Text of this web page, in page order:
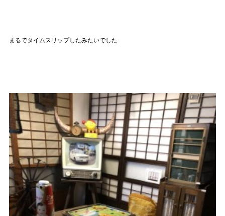
まるでタイムスリップしたみたいでした